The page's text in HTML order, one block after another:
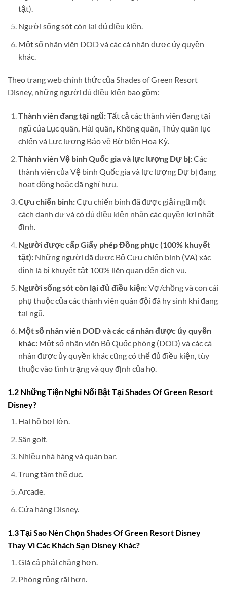
tật).
Người sống sót còn lại đủ điều kiện.
Một số nhân viên DOD và các cá nhân được ủy quyền
khác.
Theo trang web chính thức của Shades of Green Resort
Disney, những người đủ điều kiện bao gồm:
Thành viên đang tại ngũ:Tất cả các thành viên đang tại
ngũ của Lục quân, Hải quân, Không quân, Thủy quân lục
chiến và Lực lượng Bảo vệ Bờ biển Hoa Kỳ.
Thành viên Vệ binh Quốc gia và lực lượng Dự bị:Các
thành viên của Vệ binh Quốc gia và lực lượng Dự bị đang
hoạt động hoặc đã nghỉ hưu.
Cựu chiến binh:Cựu chiến binh đã được giải ngũ một
cách danh dự và có đủ điều kiện nhận các quyền lợi nhất
định.
Người được cấp Giấy phép Đồng phục (100% khuyết
tật):Những người đã được Bộ Cựu chiến binh (VA) xác
định là bị khuyết tật 100% liên quan đến dịch vụ.
Người sống sót còn lại đủ điều kiện:Vợ/chồng và con cái
phụ thuộc của các thành viên quân đội đã hy sinh khi đang
tại ngũ.
Một số nhân viên DOD và các cá nhân được ủy quyền
khác:Một số nhân viên Bộ Quốc phòng (DOD) và các cá
nhân được ủy quyền khác cũng có thể đủ điều kiện, tùy
thuộc vào tình trạng và quy định của họ.
1.2 Những Tiện Nghi Nổi Bật Tại Shades Of Green Resort
Disney?
Hai hồ bơi lớn.
Sân golf.
Nhiều nhà hàng và quán bar.
Trung tâm thể dục.
Arcade.
Cửa hàng Disney.
1.3 Tại Sao Nên Chọn Shades Of Green Resort Disney
Thay Vì Các Khách Sạn Disney Khác?
Giá cả phải chăng hơn.
Phòng rộng rãi hơn.